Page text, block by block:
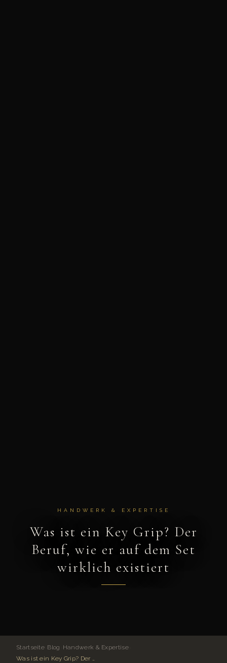
HANDWERK & EXPERTISE
Was ist ein Key Grip? Der
Beruf, wie er auf dem Set
wirklich existiert
Startseite Blog Handwerk & Expertise›
Was ist ein Key Grip? Der Beruf, wie er auf dem Set wirklich existiert